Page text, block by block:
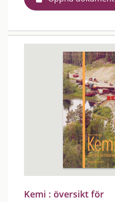
Kemi : översikt för